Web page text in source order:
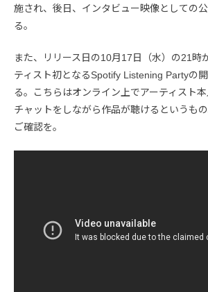
施され、後日、インタビュー映像としての
る。
また、リリース日の10月17日（水）の21時
ティスト初となるSpotify Listening Partyの
る。こちらはオンライン上でアーティスト
チャットをしながら作品が聴けるというも
ご確認を。